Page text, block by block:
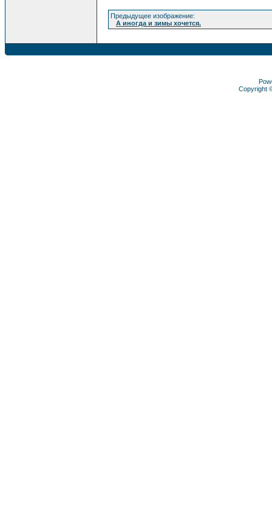
Предыдущее изображение:
А иногда и зимы хочется.
Copyright